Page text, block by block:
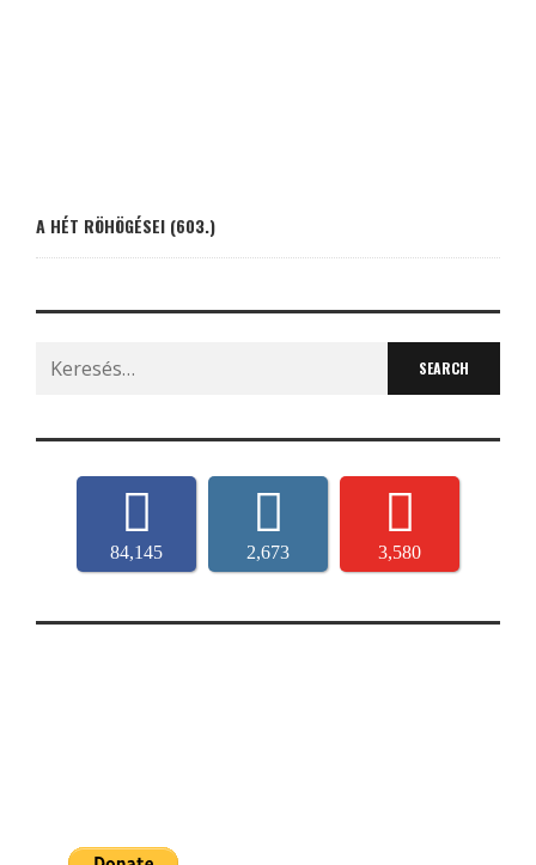
A HÉT RÖHÖGÉSEI (603.)
Search
for:
84,145 2,673 3,580